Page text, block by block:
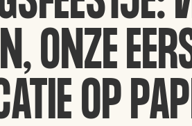
ONZE
OP